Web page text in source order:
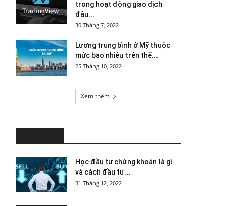
trong hoạt động giao dịch
đầu...
30 Tháng 7, 2022
Lương trung bình ở Mỹ thuộc
mức bao nhiêu trên thế...
25 Tháng 10, 2022
Xem thêm
Học đầu tư chứng khoán là gì
và cách đầu tư...
31 Tháng 12, 2022